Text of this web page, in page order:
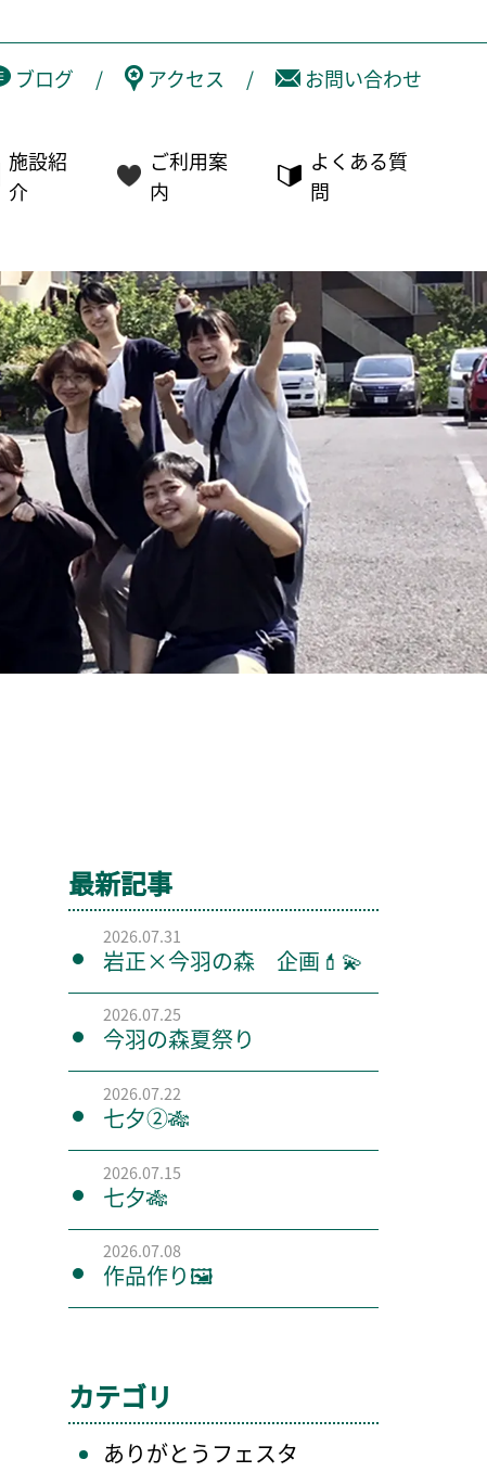
ブログ / アクセス / お問い合わせ
施設紹
介
ご利用案
内
よくある質
問
最新記事
2026.07.31
岩正×今羽の森 企画💄💫
2026.07.25
今羽の森夏祭り
2026.07.22
七夕②🎋
2026.07.15
七夕🎋
2026.07.08
作品作り🖼️
カテゴリ
ありがとうフェスタ